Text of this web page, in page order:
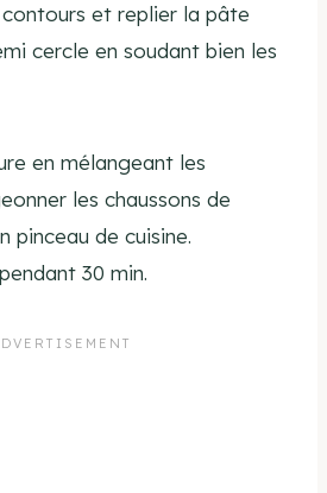
et replier la pâte
cercle en soudant bien les
en mélangeant les
les chaussons de
pinceau de cuisine.
30 min.